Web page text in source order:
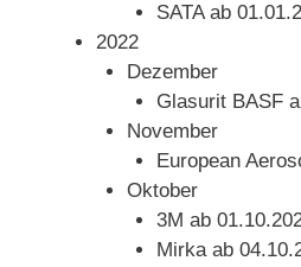
SATA ab
2022
Dezember
Glasurit BASF
November
European
Oktober
3M ab
Mirka ab